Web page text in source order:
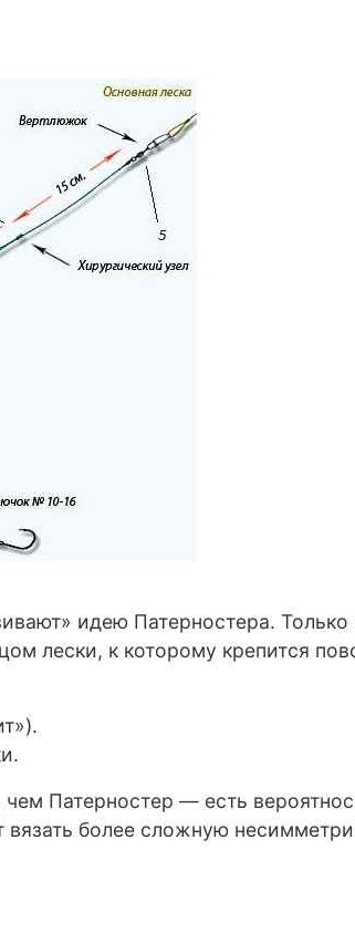
идею Патерностера. Только
лески, к которому крепится
Патерностер — есть
вязать более сложную